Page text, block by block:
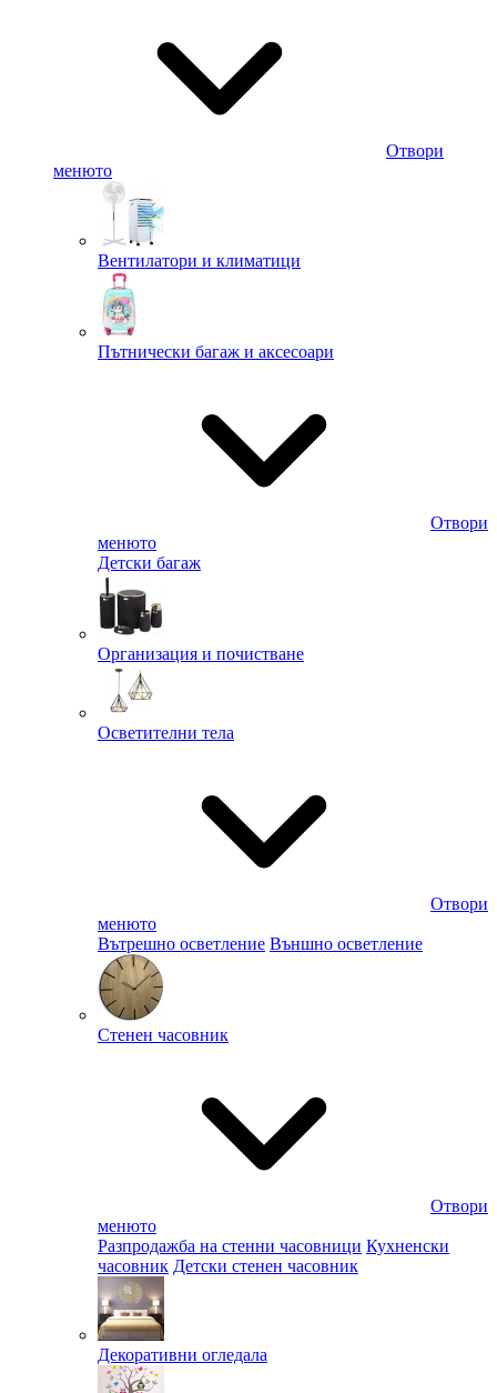
Отвори
менюто
Вентилатори и климатици
Пътнически багаж и аксесоари
Отвори
менюто
Детски багаж
Организация и почистване
Осветителни тела
Отвори
менюто
Вътрешно осветление Външно осветление
Стенен часовник
Отвори
менюто
Разпродажба на стенни часовници Кухненски
часовник Детски стенен часовник
Декоративни огледала